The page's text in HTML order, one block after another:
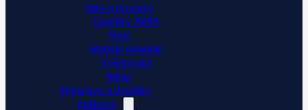
data a procesy
Doplňky ABRA
Flexi
Mobilní skladník
Vytěžování
faktur
Integrace a doplňky
Aplikace